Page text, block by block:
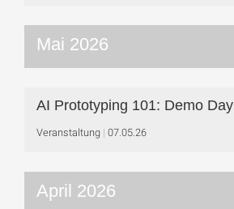
Mai 2026
AI Prototyping 101: Demo Day
Veranstaltung 07.05.26
April 2026